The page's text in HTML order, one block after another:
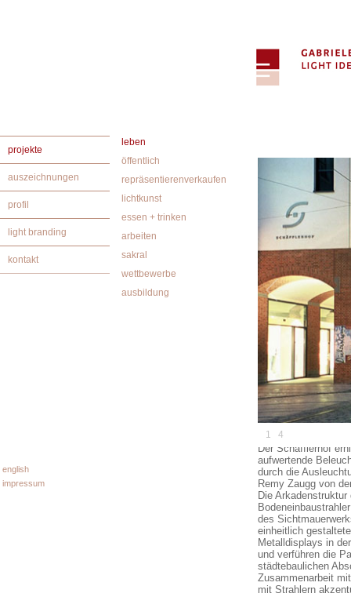
projekte
leben
öffentlich
repräsentierenverkaufen
lichtkunst
essen + trinken
arbeiten
sakral
wettbewerbe
ausbildung
auszeichnungen
profil
light branding
kontakt
english
impressum
1 4
schäfflerhof,
Der Schäfflerhof
aufwertende
durch die
Remy Zaugg von
Die
des
einheitlich
Metalldisplays in
und verführen die
städtebaulichen
Zusammenarbeit
mit Strahlern